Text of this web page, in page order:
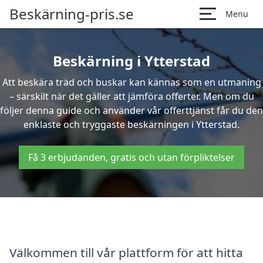
Beskärning-pris.se Menu
Beskärning i Ytterstad
Att beskära träd och buskar kan kännas som en utmaning
– särskilt när det gäller att jämföra offerter. Men om du
följer denna guide och använder vår offerttjänst får du den
enklaste och tryggaste beskärningen i Ytterstad.
Få 3 erbjudanden, gratis och utan förpliktelser
Välkommen till vår plattform för att hitta